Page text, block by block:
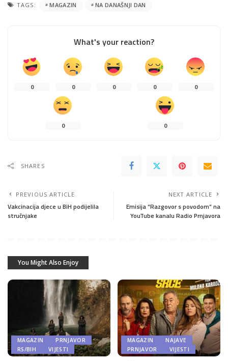
TAGS: MAGAZIN NA DANAŠNJI DAN
What's your reaction?
0 0 0 0 0
0 0
SHARES
PREVIOUS ARTICLE
Vakcinacija djece u BiH podijelila
stručnjake
NEXT ARTICLE
Emisija “Razgovor s povodom” na
YouTube kanalu Radio Prnjavora
You Might Also Enjoy
MAGAZIN
PRNJAVOR
RS/BIH
VIJESTI
MAGAZIN
NAJAVE
PRNJAVOR
VIJESTI